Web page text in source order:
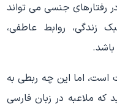
رفتارهای جنسی می تواند
زندگی، روابط عاطفی،
است، اما این چه ربطی به
که ملاعبه در زبان فارسی